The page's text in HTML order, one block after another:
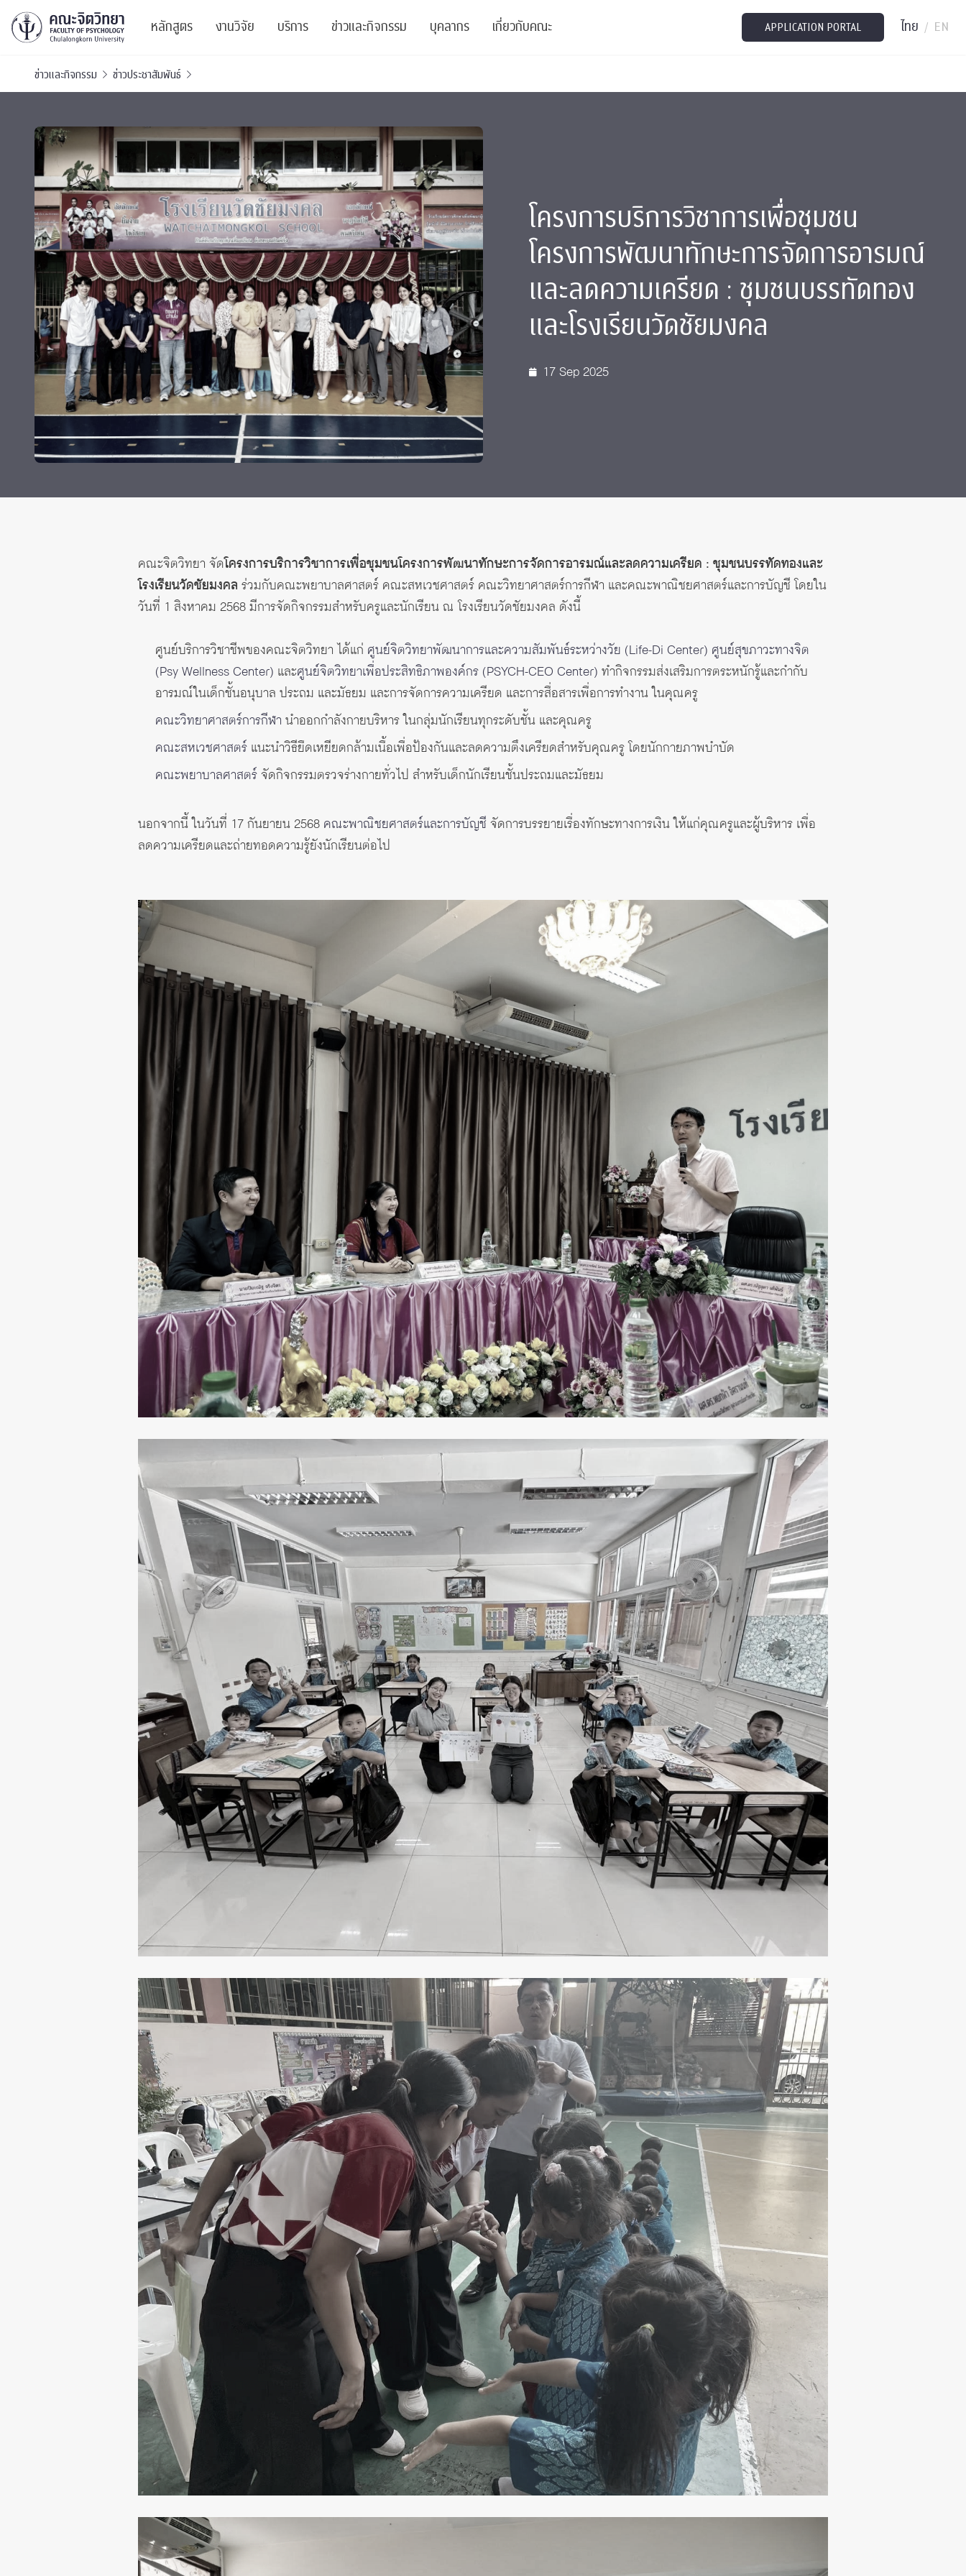
หลักสูตร
ปริญญาบัณฑิต
หลักสูตรปริญญาตรี
บัณฑิตศึกษา
หลักสูตรปริญญาโทและ
ปริญญาเอก
นิสิตปัจจุบัน
งานวิจัย
ทรัพยากรและสิ่งสนับสนุน
ผลงานตีพิมพ์
งานประชุมวิชาการ
งานประชุมวิชาการระดับนานาชาติ
TICP 2023
SSBW Activities
ทุนและรางวัล
บริการ
บริการวิชาการ
PSY Stats Clinic
ศูนย์สุขภาวะทางจิต
ศูนย์จิตวิทยาเพื่อประสิทธิภาพองค์กร
Life Di
CU Radio
ข่าวและกิจกรรม
ข่าวประชาสัมพันธ์
เสวนาและบรรยายพิเศษ
โครงการอบรม
ตำแหน่งงาน
บุคลากร
เจ้าหน้าที่
นักวิจัยหลังปริญญาเอก
ผู้บริหาร
เกี่ยวกับคณะ
บริจาค
รายงานประจำปี
Intranet
APPLICATION PORTAL ไทย / EN
ข่าวและกิจกรรม ข่าวประชาสัมพันธ์
โครงการบริการวิชาการเพื่อชุมชน
โครงการพัฒนาทักษะการจัดการอารมณ์
และลดความเครียด : ชุมชนบรรทัดทอง
และโรงเรียนวัดชัยมงคล
17 Sep 2025
คณะจิตวิทยา จัดโครงการบริการวิชาการเพื่อชุมชนโครงการพัฒนาทักษะการจัดการอารมณ์และลดความเครียด : ชุมชนบรรทัดทองและ
โรงเรียนวัดชัยมงคล ร่วมกับคณะพยาบาลศาสตร์ คณะสหเวชศาสตร์ คณะวิทยาศาสตร์การกีฬา และคณะพาณิชยศาสตร์และการบัญชี โดยใน
วันที่ 1 สิงหาคม 2568 มีการจัดกิจกรรมสำหรับครูและนักเรียน ณ โรงเรียนวัดชัยมงคล ดังนี้
ศูนย์บริการวิชาชีพของคณะจิตวิทยา ได้แก่ ศูนย์จิตวิทยาพัฒนาการและความสัมพันธ์ระหว่างวัย (Life-Di Center) ศูนย์สุขภาวะทางจิต
(Psy Wellness Center) และศูนย์จิตวิทยาเพื่อประสิทธิภาพองค์กร (PSYCH-CEO Center) ทำกิจกรรมส่งเสริมการตระหนักรู้และกำกับ
อารมณ์ในเด็กชั้นอนุบาล ประถม และมัธยม และการจัดการความเครียด และการสื่อสารเพื่อการทำงาน ในคุณครู
คณะวิทยาศาสตร์การกีฬา นำออกกำลังกายบริหาร ในกลุ่มนักเรียนทุกระดับชั้น และคุณครู
คณะสหเวชศาสตร์ แนะนำวิธียืดเหยียดกล้ามเนื้อเพื่อป้องกันและลดความตึงเครียดสำหรับคุณครู โดยนักกายภาพบำบัด
คณะพยาบาลศาสตร์จัดกิจกรรมตรวจร่างกายทั่วไป สำหรับเด็กนักเรียนชั้นประถมและมัธยม
นอกจากนี้ ในวันที่ 17 กันยายน 2568 คณะพาณิชยศาสตร์และการบัญชี จัดการบรรยายเรื่องทักษะทางการเงิน ให้แก่คุณครูและผู้บริหาร เพื่อ
ลดความเครียดและถ่ายทอดความรู้ยังนักเรียนต่อไป